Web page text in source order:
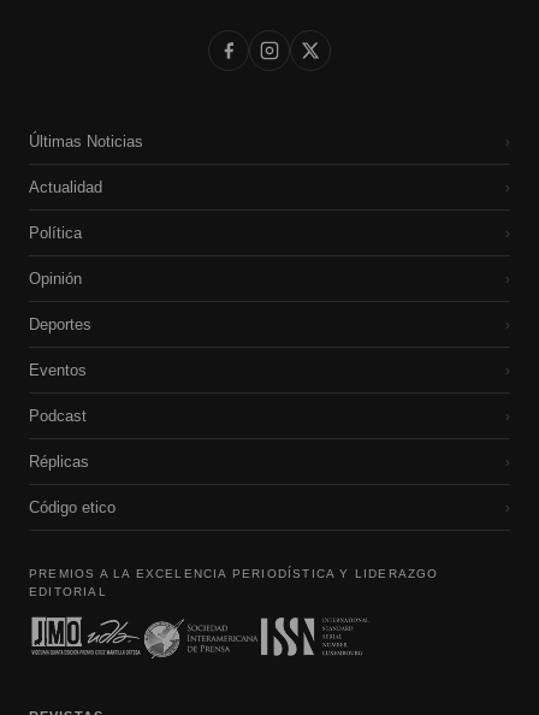
Últimas Noticias ›
Actualidad ›
Política ›
Opinión ›
Deportes ›
Eventos ›
Podcast ›
Réplicas ›
Código etico ›
PREMIOS A LA EXCELENCIA PERIODÍSTICA Y LIDERAZGO
EDITORIAL